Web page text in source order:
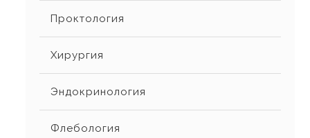
Проктология
Хирургия
Эндокринология
Флебология